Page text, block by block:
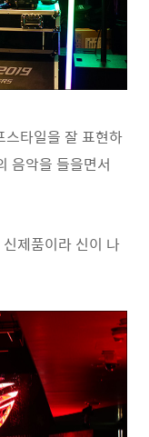
스타일을 잘 표현하
음악을 들을면서
제품이라 신이 나